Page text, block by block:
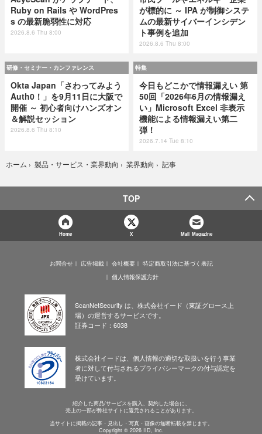
Ruby on Rails や WordPres
s の最新脆弱性に対応
2026.8.6 Thu 8:00
が標的に ～ IPA が制御システ
ムの最新サイバーインシデン
ト事例を追加
2026.8.6 Thu 8:00
研修・セミナー・カンファレンス
Okta Japan「さわってみよう
Auth0！」を9月11日に大阪で
開催 ～ 初心者向けハンズオン
＆解説セッション
2026.8.6 Thu 8:10
特集
今日もどこかで情報漏えい 第
50回「2026年6月の情報漏え
い」Microsoft Excel 非表示
機能による情報漏えい第二
弾！
2026.7.14 Tue 8:10
ホーム › 製品・サービス・業界動向 › 業界動向 › 記事
TOP
Home X Mail Magazine
お問合せ 広告掲載 会社概要
特定商取引法に基づく表記
個人情報保護方針
ScanNetSecurity は、株式会社イード（東証グロース上
場）の運営するサービスです。
証券コード：6038
株式会社イードは、個人情報の適切な取扱いを行う事業
者に対して付与されるプライバシーマークの付与認定を
受けています。
紹介した商品/サービスを購入、契約した場合に、
売上の一部が弊社サイトに還元されることがあります。
当サイトに掲載の記事・見出し・写真・画像の無断転載を禁じます。
Copyright © 2026 IID, Inc.